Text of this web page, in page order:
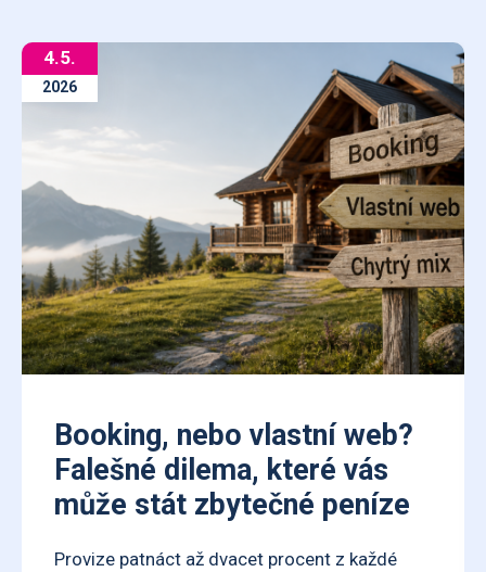
4.5.
2026
Booking, nebo vlastní web?
Falešné dilema, které vás
může stát zbytečné peníze
Provize patnáct až dvacet procent z každé